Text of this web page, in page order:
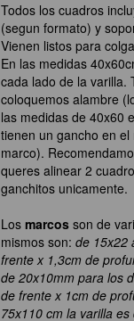
Todos los cuadros
(segun formato) y
Vienen listos para
En las medidas
cada lado de la varilla.
coloquemos alambre
las medidas de 40x60
tienen un gancho en
marco).
queres alinear 2
ganchitos unicamente.
Losmarcosson de
mismos son:de 15x22
frente x 1,3cm de
de 20x10mm para los
de frente x 1cm de
75x110 cm la varilla